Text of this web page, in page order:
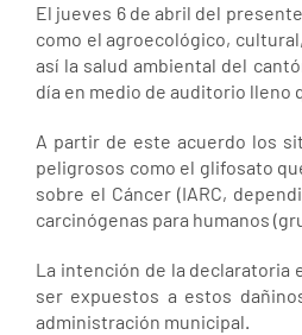
El jueves 6 de abril del
como el agroecológico,
así la salud ambiental del
día en medio de auditorio lleno
A partir de este acuerdo los
peligrosos como el glifosato
sobre el Cáncer (IARC,
carcinógenas para humanos
La intención de la declaratoria
ser expuestos a estos
administración municipal.